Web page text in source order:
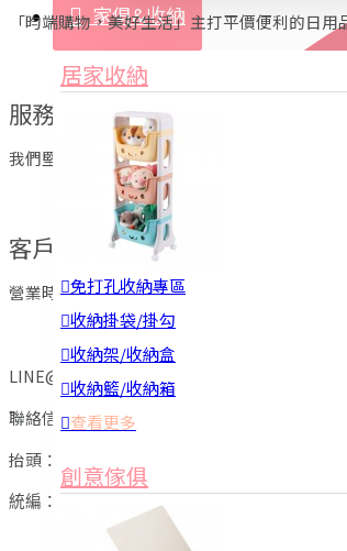
3C周邊
居家安全
居家清潔
查看更多
餐飲廚具
廚房收納
烘焙用具
家俱&收納
居家收納
免打孔收納專區
收納掛袋/掛勾
收納架/收納盒
收納籃/收納箱
查看更多
創意傢俱
「昀端購物，美好生活」主打平價便利的日
服務宗旨
我們堅持精選商品品質，並堅持嚴格的服務
客戶服務
營業時間：周一至周五：０９：００～１８：
週六、周日、國定假日休息
LINE@ ID: @YM66
聯絡信箱：services@ymshop.com.tw
抬頭 ：昀美國際貿易有限公司
統編 ：42762120